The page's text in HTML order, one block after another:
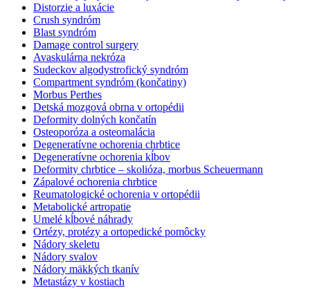
Distorzie a luxácie
Crush syndróm
Blast syndróm
Damage control surgery
Avaskulárna nekróza
Sudeckov algodystrofický syndróm
Compartment syndróm (končatiny)
Morbus Perthes
Detská mozgová obrna v ortopédii
Deformity dolných končatín
Osteoporóza a osteomalácia
Degeneratívne ochorenia chrbtice
Degeneratívne ochorenia kĺbov
Deformity chrbtice – skolióza, morbus Scheuermann
Zápalové ochorenia chrbtice
Reumatologické ochorenia v ortopédii
Metabolické artropatie
Umelé kĺbové náhrady
Ortézy, protézy a ortopedické pomôcky
Nádory skeletu
Nádory svalov
Nádory mäkkých tkanív
Metastázy v kostiach